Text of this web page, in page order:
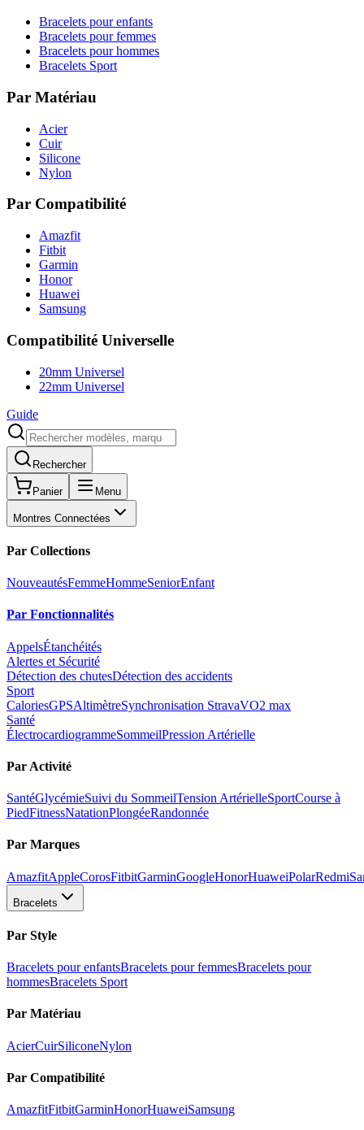
Bracelets pour enfants
Bracelets pour femmes
Bracelets pour hommes
Bracelets Sport
Par Matériau
Acier
Cuir
Silicone
Nylon
Par Compatibilité
Amazfit
Fitbit
Garmin
Honor
Huawei
Samsung
Compatibilité Universelle
20mm Universel
22mm Universel
Guide
Rechercher
Panier Menu
Montres Connectées
Par Collections
NouveautésFemmeHommeSeniorEnfant
Par Fonctionnalités
AppelsÉtanchéités
Alertes et Sécurité
Détection des chutesDétection des accidents
Sport
CaloriesGPSAltimètreSynchronisation StravaVO2 max
Santé
ÉlectrocardiogrammeSommeilPression Artérielle
Par Activité
SantéGlycémieSuivi du SommeilTension ArtérielleSportCourse à
PiedFitnessNatationPlongéeRandonnée
Par Marques
AmazfitAppleCorosFitbitGarminGoogleHonorHuaweiPolarRedmi
Bracelets
Par Style
Bracelets pour enfantsBracelets pour femmesBracelets pour
hommesBracelets Sport
Par Matériau
AcierCuirSiliconeNylon
Par Compatibilité
AmazfitFitbitGarminHonorHuaweiSamsung